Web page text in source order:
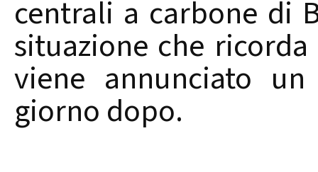
centrali a carbone di
situazione che
viene annunciato
giorno dopo.